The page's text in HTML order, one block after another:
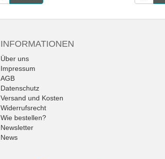
INFORMATIONEN
Über uns
Impressum
AGB
Datenschutz
Versand und Kosten
Widerrufsrecht
Wie bestellen?
Newsletter
News